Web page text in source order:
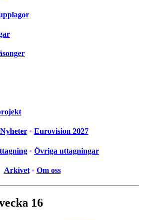
Nyheter • Eurovision 2027
• Övriga uttagningar
Arkivet • Om oss
16